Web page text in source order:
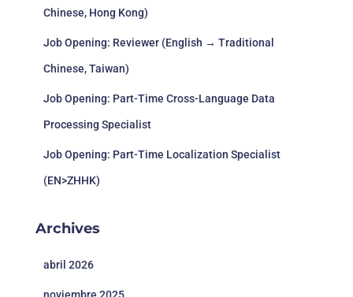
Chinese, Hong Kong)
Job Opening: Reviewer (English → Traditional
Chinese, Taiwan)
Job Opening: Part-Time Cross-Language Data
Processing Specialist
Job Opening: Part-Time Localization Specialist
(EN>ZHHK)
Archives
abril 2026
noviembre 2025